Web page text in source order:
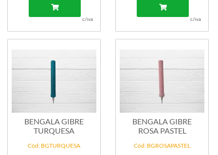
c/iva c/iva
BENGALA GIBRE
TURQUESA
Cód: BGTURQUESA
BENGALA GIBRE
ROSA PASTEL
Cód: BGROSAPASTEL